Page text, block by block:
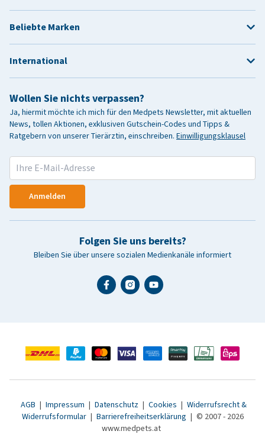
Wollen Sie nichts verpassen?
Ja, hiermit möchte ich mich für den Medpets Newsletter, mit aktuellen
News, tollen Aktionen, exklusiven Gutschein-Codes und Tipps &
Ratgebern von unserer Tierärztin, einschreiben. Einwilligungsklausel
Anmelden
Folgen Sie uns bereits?
Bleiben Sie über unsere sozialen Medienkanäle informiert
Beliebte Marken
International
AGB | Impressum | Datenschutz | Cookies | Widerrufsrecht &
Widerrufsformular | Barrierefreiheitserklärung | © 2007 - 2026
www.medpets.at